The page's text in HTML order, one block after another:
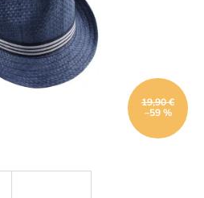
19,90 €
–59 %